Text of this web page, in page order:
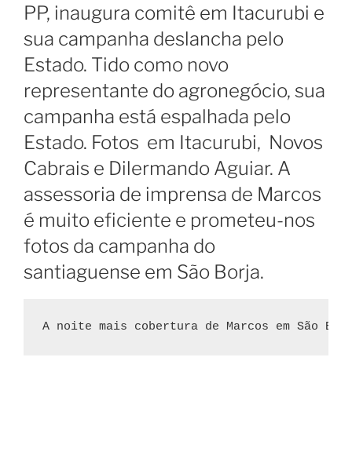
PP, inaugura comitê em Itacurubi e
sua campanha deslancha pelo
Estado. Tido como novo
representante do agronegócio, sua
campanha está espalhada pelo
Estado. Fotos em Itacurubi, Novos
Cabrais e Dilermando Aguiar. A
assessoria de imprensa de Marcos
é muito eficiente e prometeu-nos
fotos da campanha do
santiaguense em São Borja.
A noite mais cobertura de Marcos em São